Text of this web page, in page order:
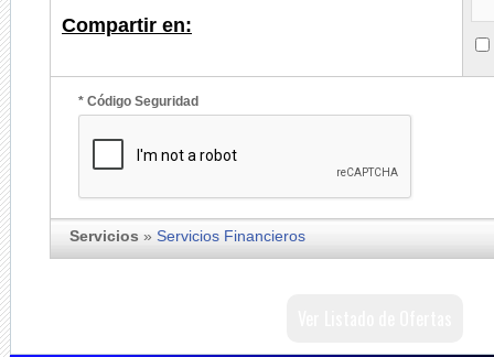
Compartir en:
* Código Seguridad
Servicios » Servicios Financieros